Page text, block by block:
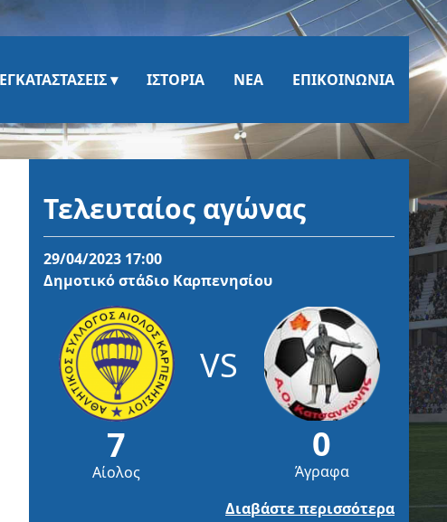
ΕΓΚΑΤΑΣΤΆΣΕΙΣ ΙΣΤΟΡΊΑ ΝΈΑ ΕΠΙΚΟΙΝΩΝΊΑ
Τελευταίος αγώνας
29/04/2023 17:00
Δημοτικό στάδιο Καρπενησίου
7
Αίολος
VS
0
Άγραφα
Διαβάστε περισσότερα